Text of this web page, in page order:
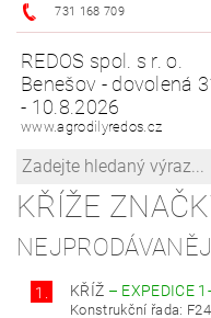
731 168 709
REDOS spol. s r. o.
Benešov - dovolená
- 10.8.2026
www.agrodilyredos.cz
KŘÍŽE
1. KŘÍŽ – EXPEDICE
Konstrukční řada: